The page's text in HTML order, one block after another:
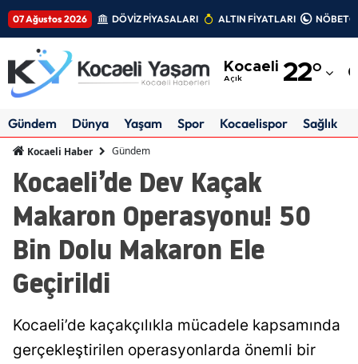
07 Ağustos 2026 DÖVİZ PİYASALARI ALTIN FİYATLARI
Kocaeli
Açık 22°
Adıyaman
Amasya
Ankara
Antalya
Balıkesir
Gündem Dünya Yaşam Spor Kocaelispor Sağlık
Kocaeli Haber Gündem
Kocaeli’de Dev Kaçak
Makaron Operasyonu! 50
Bin Dolu Makaron Ele
Geçirildi
Kocaeli’de kaçakçılıkla mücadele kapsamında
gerçekleştirilen operasyonlarda önemli bir